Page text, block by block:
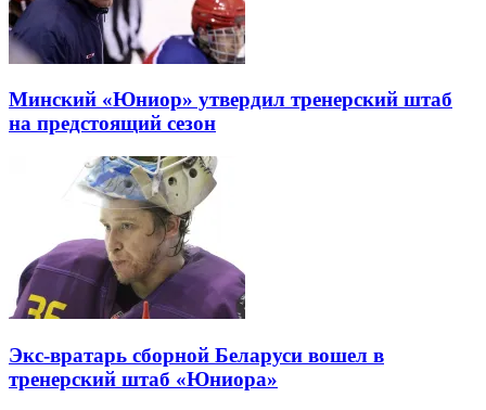
Минский «Юниор» утвердил тренерский штаб
на предстоящий сезон
Экс-вратарь сборной Беларуси вошел в
тренерский штаб «Юниора»